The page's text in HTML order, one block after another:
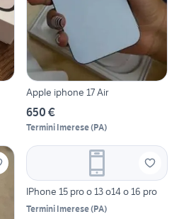
Apple iphone 17 Air
650 €
Termini Imerese(PA)
IPhone 15 pro o 13 o14 o 16 pro
Termini Imerese(PA)